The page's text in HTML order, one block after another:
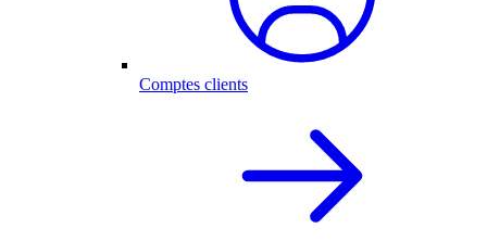
Comptes clients